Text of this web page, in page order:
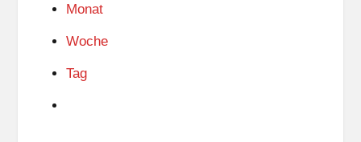
Monat
Woche
Tag